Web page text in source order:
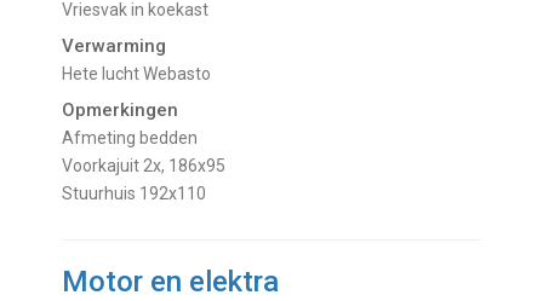
Vriesvak in koekast
Verwarming
Hete lucht Webasto
Opmerkingen
afmeting bedden
Voorkajuit 2x, 186x95
Stuurhuis 192x110
Motor en elektra